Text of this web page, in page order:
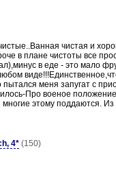
чистая и
в плане чистоты все
в еде - это мало
меня запугат с
Про военое
этому поддаются.
4* (150)